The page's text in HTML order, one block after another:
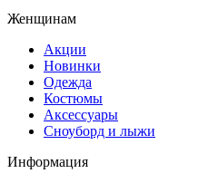
Женщинам
Акции
Новинки
Одежда
Костюмы
Аксессуары
Сноуборд и лыжи
Информация